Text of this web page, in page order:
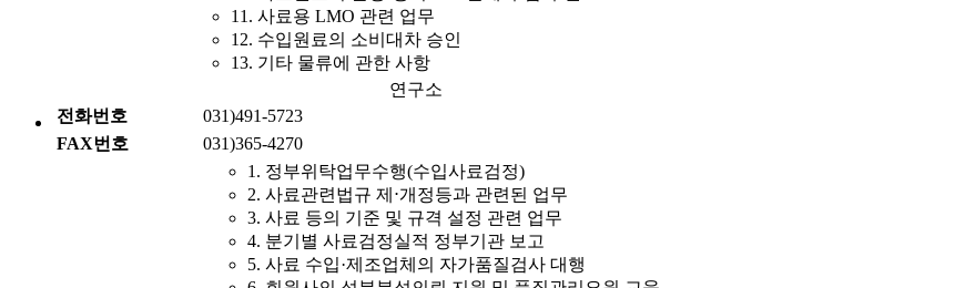
11. 사료용 LMO 관련 업무
12. 수입원료의 소비대차 승인
13. 기타 물류에 관한 사항
연구소
전화번호
031)491-5723
FAX번호
031)365-4270
1. 정부위탁업무수행(수입사료검정)
2. 사료관련법규 제⋅개정등과 관련된 업무
3. 사료 등의 기준 및 규격 설정 관련 업무
4. 분기별 사료검정실적 정부기관 보고
5. 사료 수입·제조업체의 자가품질검사 대행